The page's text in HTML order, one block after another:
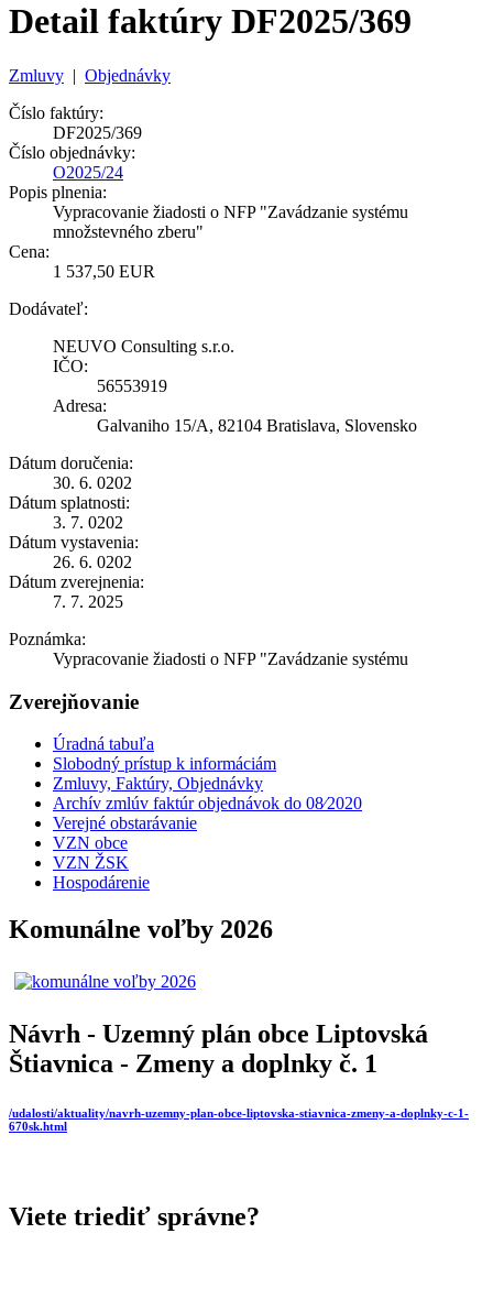
Detail faktúry DF2025/369
Zmluvy | Objednávky
Číslo faktúry:
DF2025/369
Číslo objednávky:
O2025/24
Popis plnenia:
Vypracovanie žiadosti o NFP "Zavádzanie systému
množstevného zberu"
Cena:
1 537,50 EUR
Dodávateľ:
NEUVO Consulting s.r.o.
IČO:
56553919
Adresa:
Galvaniho 15/A, 82104 Bratislava, Slovensko
Dátum doručenia:
30. 6. 0202
Dátum splatnosti:
3. 7. 0202
Dátum vystavenia:
26. 6. 0202
Dátum zverejnenia:
7. 7. 2025
Poznámka:
Vypracovanie žiadosti o NFP "Zavádzanie systému
Zverejňovanie
Úradná tabuľa
Slobodný prístup k informáciám
Zmluvy, Faktúry, Objednávky
Archív zmlúv faktúr objednávok do 08⁄2020
Verejné obstarávanie
VZN obce
VZN ŽSK
Hospodárenie
Komunálne voľby 2026
Návrh - Uzemný plán obce Liptovská
Štiavnica - Zmeny a doplnky č. 1
/udalosti/aktuality/navrh-uzemny-plan-obce-liptovska-stiavnica-zmeny-a-doplnky-c-1-
670sk.html
Viete triediť správne?